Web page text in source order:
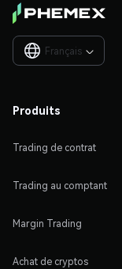
Français 
Produits
Trading de contrat
Trading au comptant
Margin Trading
Achat de cryptos